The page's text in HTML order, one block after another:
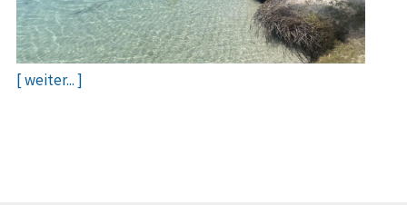
[ weiter... ]